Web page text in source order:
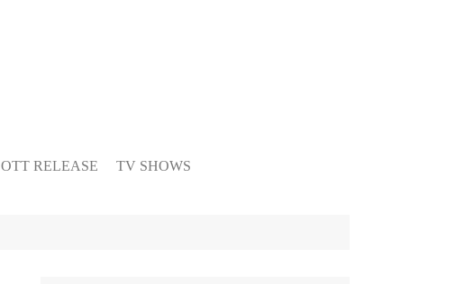
OTT RELEASE TV SHOWS